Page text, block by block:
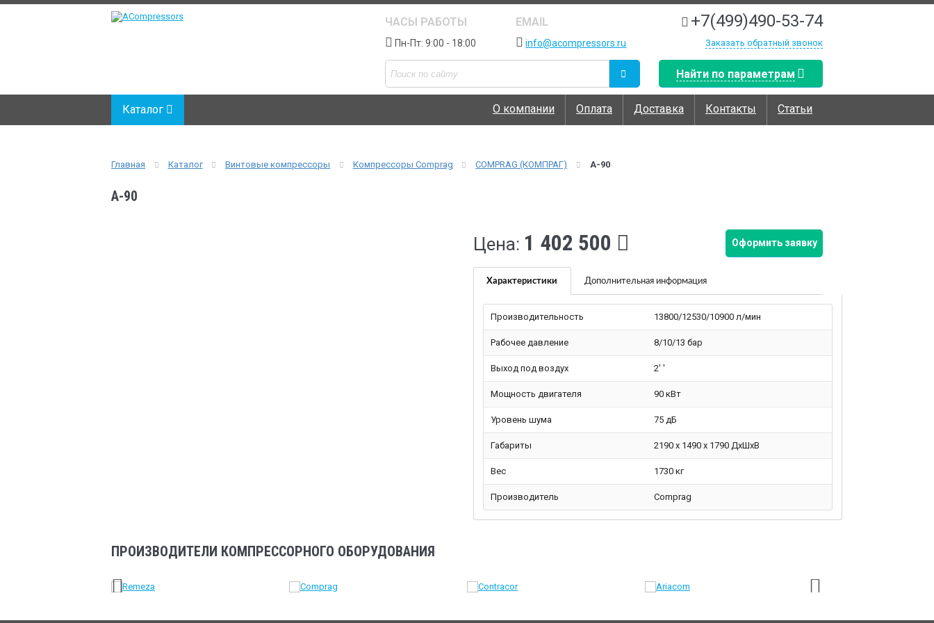
ЧАСЫ РАБОТЫ
Пн-Пт: 9:00 - 18:00
EMAIL
info@acompressors.ru
+7(499)490-53-74
Заказать обратный звонок
Найти по параметрам
Каталог О компании Оплата Доставка Контакты Статьи
Главная Каталог Винтовые компрессоры Компрессоры Comprag COMPRAG (КОМПРАГ) A-90
A-90
Цена: 1 402 500 Оформить заявку
Характеристики Дополнительная информация
Производительность 13800/12530/10900 л/мин
Рабочее давление 8/10/13 бар
Выход под воздух 2' '
Мощность двигателя 90 кВт
Уровень шума 75 дБ
Габариты 2190 х 1490 х 1790 ДхШхВ
Вес 1730 кг
Производитель Comprag
ПРОИЗВОДИТЕЛИ КОМПРЕССОРНОГО ОБОРУДОВАНИЯ
Previous